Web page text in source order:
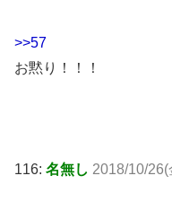
>>57
お黙り！！！
116: 名無し 2018/10/